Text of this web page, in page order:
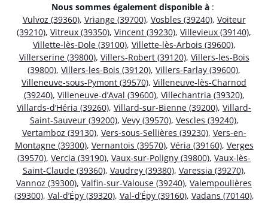
Nous sommes également disponible à :
Vulvoz (39360), Vriange (39700), Vosbles (39240), Voiteur
(39210), Vitreux (39350), Vincent (39230), Villevieux (39140),
Villette-lès-Dole (39100), Villette-lès-Arbois (39600),
Villerserine (39800), Villers-Robert (39120), Villers-les-Bois
(39800), Villers-les-Bois (39120), Villers-Farlay (39600),
Villeneuve-sous-Pymont (39570), Villeneuve-lès-Charnod
(39240), Villeneuve-d’Aval (39600), Villechantria (39320),
Villards-d’Héria (39260), Villard-sur-Bienne (39200), Villard-
Saint-Sauveur (39200), Vevy (39570), Vescles (39240),
Vertamboz (39130), Vers-sous-Sellières (39230), Vers-en-
Montagne (39300), Vernantois (39570), Véria (39160), Verges
(39570), Vercia (39190), Vaux-sur-Poligny (39800), Vaux-lès-
Saint-Claude (39360), Vaudrey (39380), Varessia (39270),
Vannoz (39300), Valfin-sur-Valouse (39240), Valempoulières
(39300), Val-d’Épy (39320), Val-d’Épy (39160), Vadans (70140),